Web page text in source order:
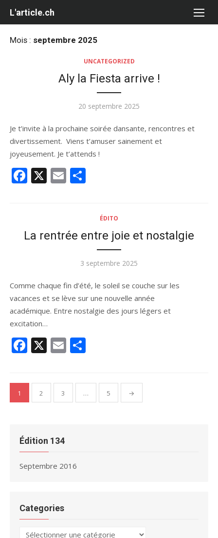
L'article.ch
Mois : septembre 2025
UNCATEGORIZED
Aly la Fiesta arrive !
Publié
20 septembre 2025
Je t’invite à la prochaine soirée dansante, rencontres et
divertissement. Viens t’amuser sainement et
joyeusement. Je t’attends !
Facebook
X Email
ÉDITO
La rentrée entre joie et nostalgie
Publié
3 septembre 2025
Comme chaque fin d’été, le soleil se couche sur les
vacances et se lève sur une nouvelle année
académique. Entre nostalgie des jours légers et
excitation…
Facebook
X Email
Pagination
des
1 2 3 … 5 →
Édition 134
Septembre 2016
Categories
Categories